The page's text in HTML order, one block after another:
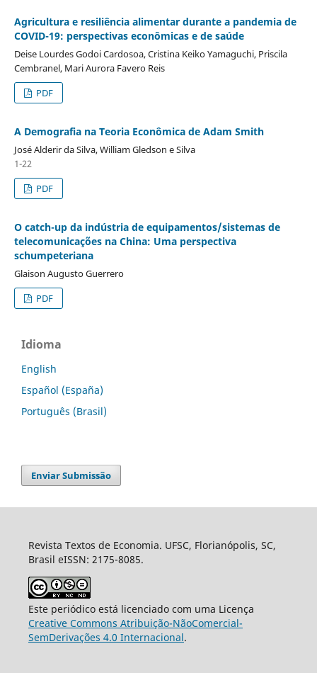
Agricultura e resiliência alimentar durante a pandemia de
COVID-19: perspectivas econômicas e de saúde
Deise Lourdes Godoi Cardosoa, Cristina Keiko Yamaguchi, Priscila
Cembranel, Mari Aurora Favero Reis
PDF
A Demografia na Teoria Econômica de Adam Smith
José Alderir da Silva, William Gledson e Silva
1-22
PDF
O catch-up da indústria de equipamentos/sistemas de
telecomunicações na China: Uma perspectiva
schumpeteriana
Glaison Augusto Guerrero
PDF
Idioma
English
Español (España)
Português (Brasil)
Enviar Submissão
Revista Textos de Economia. UFSC, Florianópolis, SC,
Brasil eISSN: 2175-8085.
Este periódico está licenciado com uma Licença
Creative Commons Atribuição-NãoComercial-
SemDerivações 4.0 Internacional.